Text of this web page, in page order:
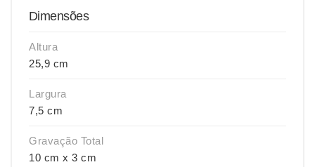
Dimensões
Altura
25,9 cm
Largura
7,5 cm
Gravação Total
10 cm x 3 cm